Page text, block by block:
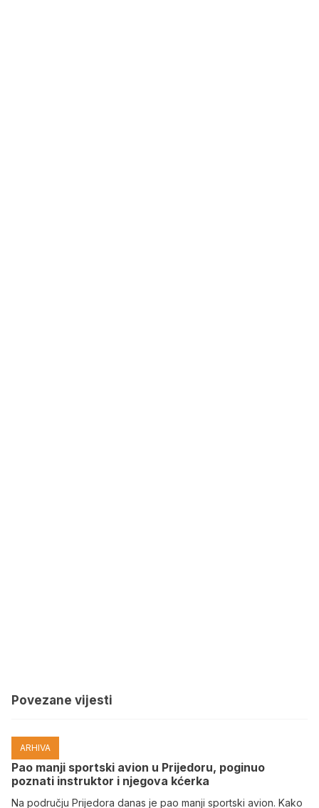
Povezane vijesti
ARHIVA
Pao manji sportski avion u Prijedoru, poginuo
poznati instruktor i njegova kćerka
Na području Prijedora danas je pao manji sportski avion. Kako